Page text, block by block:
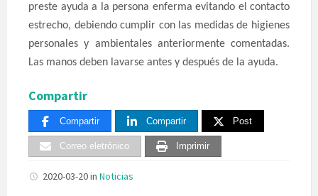
preste ayuda a la persona enferma evitando el contacto
estrecho, debiendo cumplir con las medidas de higienes
personales y ambientales anteriormente comentadas.
Las manos deben lavarse antes y después de la ayuda.
Compartir
Compartir Compartir Post
Correo eletrónico Imprimir
2020-03-20in Noticias